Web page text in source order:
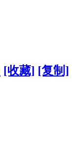
[收藏] [复制]